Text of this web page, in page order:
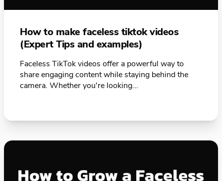
How to make faceless tiktok videos
(Expert Tips and examples)
Faceless TikTok videos offer a powerful way to
share engaging content while staying behind the
camera. Whether you're looking...